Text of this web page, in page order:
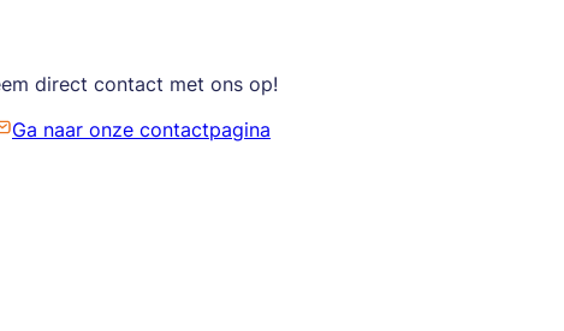
direct contact met ons op!
Ga naar onze contactpagina